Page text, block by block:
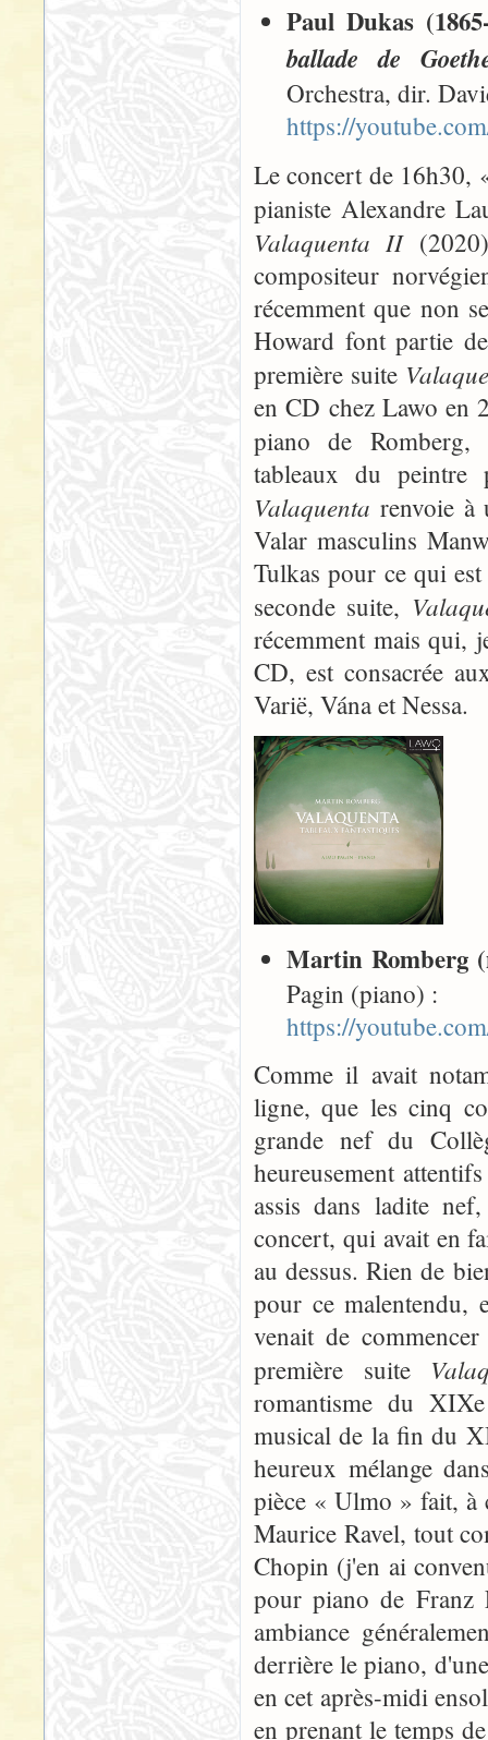
Paul Dukas
ballade de
Orchestra, dir.
https://
Le concert de 16h30,
pianiste Alexandre
Valaquenta II
compositeur
récemment que non
Howard font partie
première suite
en CD chez Lawo en
piano de Romberg,
tableaux du peintre
Valaquenta renvoie à
Valar masculins
Tulkas pour ce qui
seconde suite,
récemment mais qui,
CD, est consacrée
Varië, Vána et Nessa.
Martin Romberg
Pagin (piano) :
https://
Comme il avait
ligne, que les cinq
grande nef du
heureusement
assis dans ladite
concert, qui avait en
au dessus. Rien de
pour ce malentendu,
venait de
première suite
romantisme du
musical de la fin du
heureux mélange
pièce « Ulmo » fait, à
Maurice Ravel, tout
Chopin (j'en ai
pour piano de Franz
ambiance
derrière le piano,
en cet après-midi
en prenant le temps